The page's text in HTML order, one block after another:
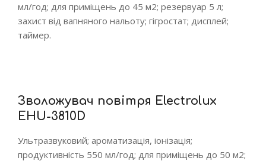
мл/год; для приміщень до 45 м2; резервуар 5 л;
захист від вапняного нальоту; гігростат; дисплей;
таймер.
Зволожувач повітря Electrolux
EHU-3810D
Ультразвуковий; ароматизація, іонізація;
продуктивність 550 мл/год; для приміщень до 50 м2;